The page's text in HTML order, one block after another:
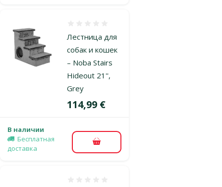
Лестница для
собак и кошек
– Noba Stairs
Hideout 21'',
Grey
Цена
114,99 €
В наличии
Бесплатная
доставка
В корзину